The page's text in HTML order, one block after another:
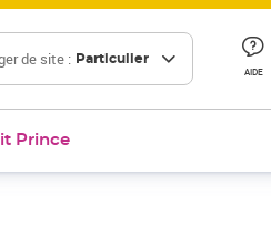
de site : Particulier
AIDE
Prince